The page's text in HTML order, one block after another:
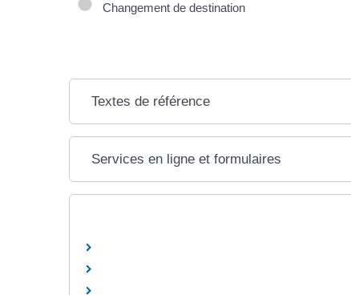
Changement de destination
Textes de référence
Services en ligne et formulaires